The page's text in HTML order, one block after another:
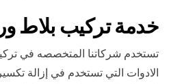
خدمة تركيب بلاط
تستخدم شركاتنا المتخصصه في
الادوات التي تستخدم في إزالة